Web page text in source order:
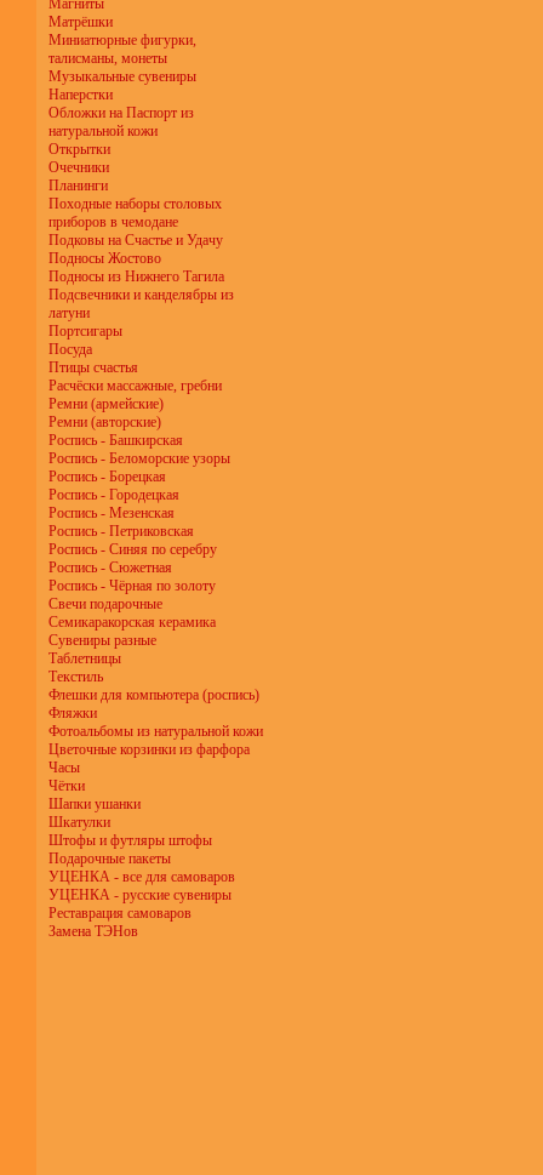
Магниты
Матрёшки
Миниатюрные фигурки,
талисманы, монеты
Музыкальные сувениры
Наперстки
Обложки на Паспорт из
натуральной кожи
Открытки
Очечники
Планинги
Походные наборы столовых
приборов в чемодане
Подковы на Счастье и Удачу
Подносы Жостово
Подносы из Нижнего Тагила
Подсвечники и канделябры из
латуни
Портсигары
Посуда
Птицы счастья
Расчёски массажные, гребни
Ремни (армейские)
Ремни (авторские)
Роспись - Башкирская
Роспись - Беломорские узоры
Роспись - Борецкая
Роспись - Городецкая
Роспись - Мезенская
Роспись - Петриковская
Роспись - Синяя по серебру
Роспись - Сюжетная
Роспись - Чёрная по золоту
Свечи подарочные
Семикаракорская керамика
Сувениры разные
Таблетницы
Текстиль
Флешки для компьютера (роспись)
Фляжки
Фотоальбомы из натуральной кожи
Цветочные корзинки из фарфора
Часы
Чётки
Шапки ушанки
Шкатулки
Штофы и футляры штофы
Подарочные пакеты
УЦЕНКА - все для самоваров
УЦЕНКА - русские сувениры
Реставрация самоваров
Замена ТЭНов